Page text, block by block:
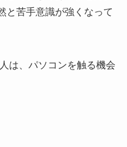
と苦手意識が強くなって
は、パソコンを触る機会